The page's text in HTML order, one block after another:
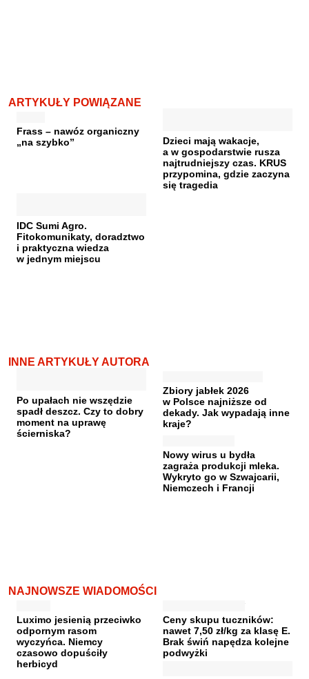
ARTYKUŁY POWIĄZANE
Frass – nawóz organiczny
„na szybko”
Dzieci mają wakacje,
a w gospodarstwie rusza
najtrudniejszy czas. KRUS
przypomina, gdzie zaczyna
się tragedia
IDC Sumi Agro.
Fitokomunikaty, doradztwo
i praktyczna wiedza
w jednym miejscu
INNE ARTYKUŁY AUTORA
Po upałach nie wszędzie
spadł deszcz. Czy to dobry
moment na uprawę
ścierniska?
Zbiory jabłek 2026
w Polsce najniższe od
dekady. Jak wypadają inne
kraje?
Nowy wirus u bydła
zagraża produkcji mleka.
Wykryto go w Szwajcarii,
Niemczech i Francji
NAJNOWSZE WIADOMOŚCI
Luximo jesienią przeciwko
odpornym rasom
wyczyńca. Niemcy
czasowo dopuściły
herbicyd
Ceny skupu tuczników:
nawet 7,50 zł/kg za klasę E.
Brak świń napędza kolejne
podwyżki